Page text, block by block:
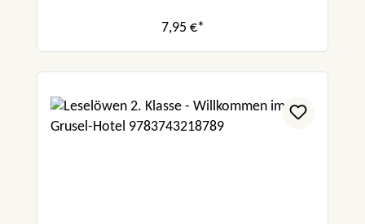
7,95 €*